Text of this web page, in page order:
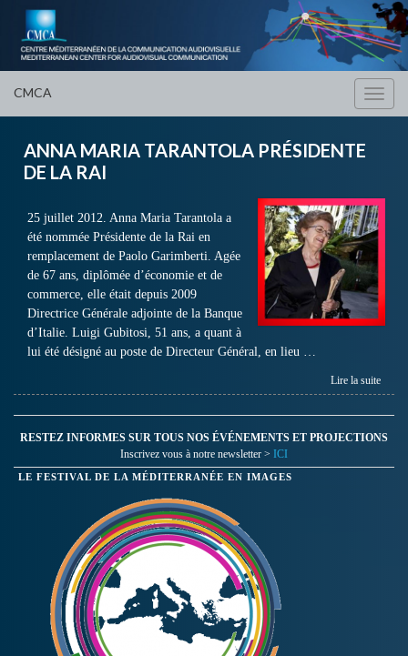
CMCA
ANNA MARIA TARANTOLA PRÉSIDENTE
DE LA RAI
25 juillet 2012. Anna Maria Tarantola a
été nommée Présidente de la Rai en
remplacement de Paolo Garimberti. Agée
de 67 ans, diplômée d’économie et de
commerce, elle était depuis 2009
Directrice Générale adjointe de la Banque
d’Italie. Luigi Gubitosi, 51 ans, a quant à
lui été désigné au poste de Directeur Général, en lieu …
Lire la suite
RESTEZ INFORMES SUR TOUS NOS ÉVÉNEMENTS ET PROJECTIONS
Inscrivez vous à notre newsletter > ICI
LE FESTIVAL DE LA MÉDITERRANÉE EN IMAGES